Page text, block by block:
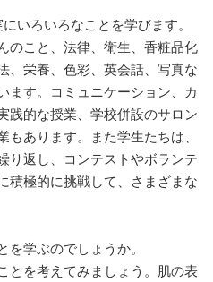
いろいろなことを学びます。
のこと、法律、衛生、香粧品化
、栄養、色彩、英会話、写真な
ます。コミュニケーション、カ
践的な授業、学校併設のサロン
あります。また学生たちは、
り返し、コンテストやボランテ
積極的に挑戦して、さまざまな
を学ぶのでしょうか。
とを考えてみましょう。肌の表